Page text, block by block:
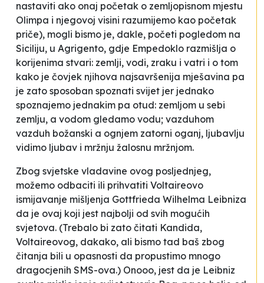
nastaviti ako onaj početak o zemljopisnom mjestu
Olimpa i njegovoj visini razumijemo kao početak
priče), mogli bismo je, dakle, početi pogledom na
Siciliju, u Agrigento, gdje Empedoklo razmišlja o
korijenima stvari: zemlji, vodi, zraku i vatri i o tom
kako je čovjek njihova najsavršenija mješavina pa
je zato sposoban spoznati svijet jer jednako
spoznajemo jednakim pa otud: zemljom u sebi
zemlju, a vodom gledamo vodu; vazduhom
vazduh božanski a ognjem zatorni oganj, ljubavlju
vidimo ljubav i mržnju žalosnu mržnjom.
Zbog svjetske vladavine ovog posljednjeg,
možemo odbaciti ili prihvatiti Voltaireovo
ismijavanje mišljenja Gottfrieda Wilhelma Leibniza
da je ovaj koji jest najbolji od svih mogućih
svjetova. (Trebalo bi zato čitati Kandida,
Voltaireovog, dakako, ali bismo tad baš zbog
čitanja bili u opasnosti da propustimo mnogo
dragocjenih SMS-ova.) Onooo, jest da je Leibniz